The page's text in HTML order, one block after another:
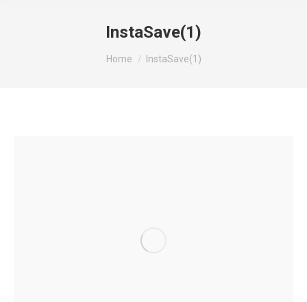
InstaSave(1)
You are here:
Home InstaSave(1)